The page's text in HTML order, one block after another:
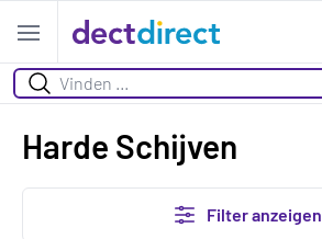
Open menu
Suchen
Harde Schijven
Filter anzeigen